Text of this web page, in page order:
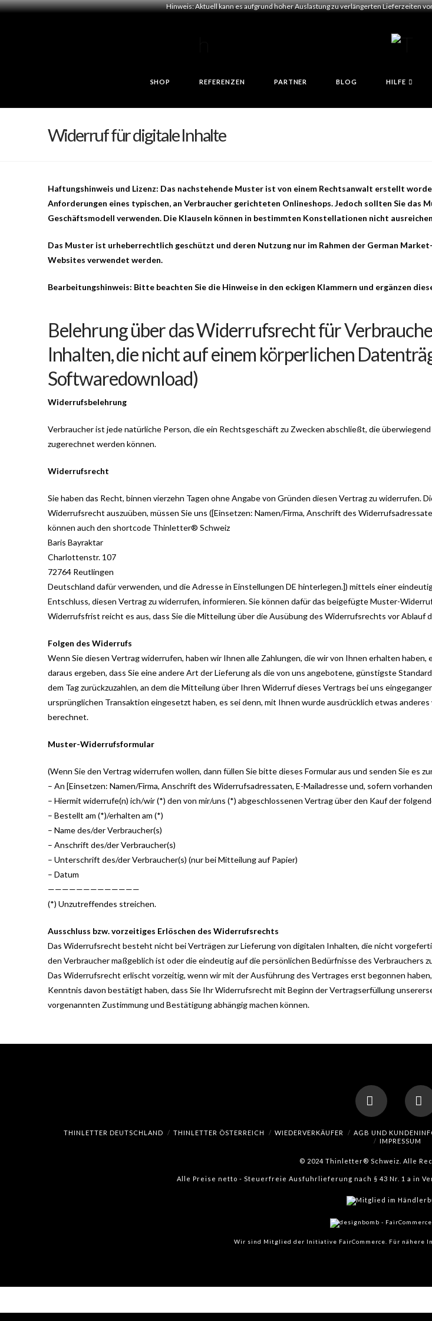
Hinweis: Aktuell kann es aufgrund hoher Auslastung zu verlängerten Lieferzeiten
SHOP REFERENZEN PARTNER BLOG HILFE
Widerruf für digitale Inhalte
Haftungshinweis und Lizenz: Das nachstehende Muster ist von einem Rechtsanwalt erstellt
Anforderungen eines typischen, an Verbraucher gerichteten Onlineshops. Jedoch sollten Sie das
Geschäftsmodell verwenden. Die Klauseln können in bestimmten Konstellationen nicht
Das Muster ist urheberrechtlich geschützt und deren Nutzung nur im Rahmen der German
Websites verwendet werden.
Bearbeitungshinweis: Bitte beachten Sie die Hinweise in den eckigen Klammern und ergänzen
Belehrung über das Widerrufsrecht für
Inhalten, die nicht auf einem körperlichen
Softwaredownload)
Widerrufsbelehrung
Verbraucher ist jede natürliche Person, die ein Rechtsgeschäft zu Zwecken abschließt, die
zugerechnet werden können.
Widerrufsrecht
Sie haben das Recht, binnen vierzehn Tagen ohne Angabe von Gründen diesen Vertrag zu widerrufen.
Widerrufsrecht auszuüben, müssen Sie uns ([Einsetzen: Namen/Firma, Anschrift des
können auch den shortcode Thinletter® Schweiz
Baris Bayraktar
Charlottenstr. 107
72764 Reutlingen
Deutschland dafür verwenden, und die Adresse in Einstellungen DE hinterlegen.]) mittels einer
Entschluss, diesen Vertrag zu widerrufen, informieren. Sie können dafür das beigefügte Muster-
Widerrufsfrist reicht es aus, dass Sie die Mitteilung über die Ausübung des Widerrufsrechts vor Ablauf
Folgen des Widerrufs
Wenn Sie diesen Vertrag widerrufen, haben wir Ihnen alle Zahlungen, die wir von Ihnen erhalten
daraus ergeben, dass Sie eine andere Art der Lieferung als die von uns angebotene, günstigste
dem Tag zurückzuzahlen, an dem die Mitteilung über Ihren Widerruf dieses Vertrags bei uns
ursprünglichen Transaktion eingesetzt haben, es sei denn, mit Ihnen wurde ausdrücklich etwas
berechnet.
Muster-Widerrufsformular
(Wenn Sie den Vertrag widerrufen wollen, dann füllen Sie bitte dieses Formular aus und senden Sie es
– An [Einsetzen: Namen/Firma, Anschrift des Widerrufsadressaten, E-Mailadresse und, sofern
– Hiermit widerrufe(n) ich/wir (*) den von mir/uns (*) abgeschlossenen Vertrag über den Kauf der
– Bestellt am (*)/erhalten am (*)
– Name des/der Verbraucher(s)
– Anschrift des/der Verbraucher(s)
– Unterschrift des/der Verbraucher(s) (nur bei Mitteilung auf Papier)
– Datum
—————————————
(*) Unzutreffendes streichen.
Ausschluss bzw. vorzeitiges Erlöschen des Widerrufsrechts
Das Widerrufsrecht besteht nicht bei Verträgen zur Lieferung von digitalen Inhalten, die nicht
den Verbraucher maßgeblich ist oder die eindeutig auf die persönlichen Bedürfnisse des Verbrauchers
Das Widerrufsrecht erlischt vorzeitig, wenn wir mit der Ausführung des Vertrages erst begonnen
Kenntnis davon bestätigt haben, dass Sie Ihr Widerrufsrecht mit Beginn der Vertragserfüllung
vorgenannten Zustimmung und Bestätigung abhängig machen können.
Facebook
THINLETTER DEUTSCHLAND THINLETTER ÖSTERREICH WIEDERVERKÄUFER AGB UND
IMPRESSUM
© 2024 Thinletter® Schweiz. Alle
Alle Preise netto - Steuerfreie Ausfuhrlieferung nach § 43 Nr. 1 a in
Wir sind Mitglied der Initiative FairCommerce. Für nähere